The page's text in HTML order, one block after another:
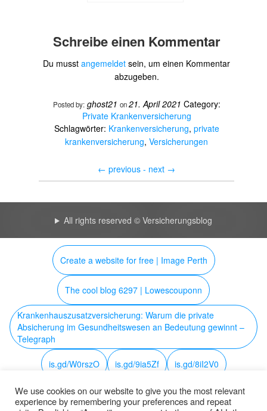
Schreibe einen Kommentar
Du musst angemeldet sein, um einen Kommentar
abzugeben.
Posted by: ghost21 on21. April 2021 Category:
Private Krankenversicherung
Schlagwörter: Krankenversicherung, private
krankenversicherung, Versicherungen
← previous - next →
All rights reserved © Versicherungsblog
We use cookies on our website to give you the most relevant
experience by remembering your preferences and repeat
Create a website for free | Image Perth
The cool blog 6297 | Lowescouponn
Krankenhauszusatzversicherung: Warum die private
Absicherung im Gesundheitswesen an Bedeutung gewinnt –
Telegraph
is.gd/W0rszO is.gd/9ia5Zf is.gd/8iI2V0
sbs security ug haftungsbeschränkt – 2026